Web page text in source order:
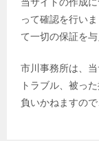
って確認を行い
て一切の保証を
市川事務所は、
トラブル、被っ
負いかねますので